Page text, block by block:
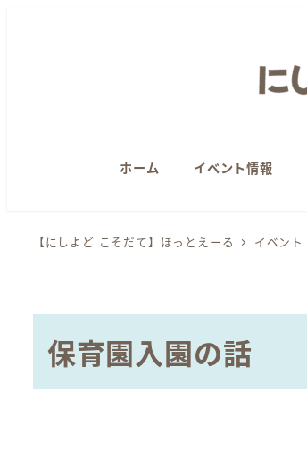
ホーム イベント情報
【にしよど こそだて】ほっとえーる イベント
保育園入園の話